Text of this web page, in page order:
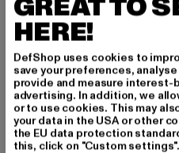
GREAT TO
HERE!
DefShop uses cookies to
save your preferences,
provide and measure interest-
advertising. In addition, we
or to use cookies. This may
your data in the USA or other
the EU data protection
this, click on "Custom